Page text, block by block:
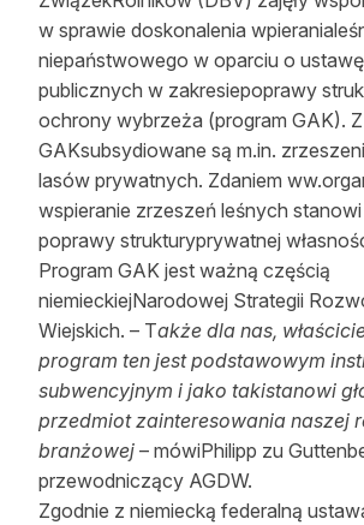
w sprawie doskonalenia
niepaństwowego w oparciu o
publicznych w zakresiepoprawy
ochrony wybrzeża (program GAK).
GAKsubsydiowane są m.in.
lasów prywatnych. Zdaniem
wspieranie zrzeszeń leśnych
poprawy strukturyprywatnej
Program GAK jest ważną częścią
niemieckiejNarodowej Strategii
Wiejskich. – Także dla nas,
program ten jest podstawowym
subwencyjnym i jako takistanowi
przedmiot zainteresowania naszej
branżowej – mówiPhilipp zu
przewodniczący AGDW.
Zgodnie z niemiecką federalną